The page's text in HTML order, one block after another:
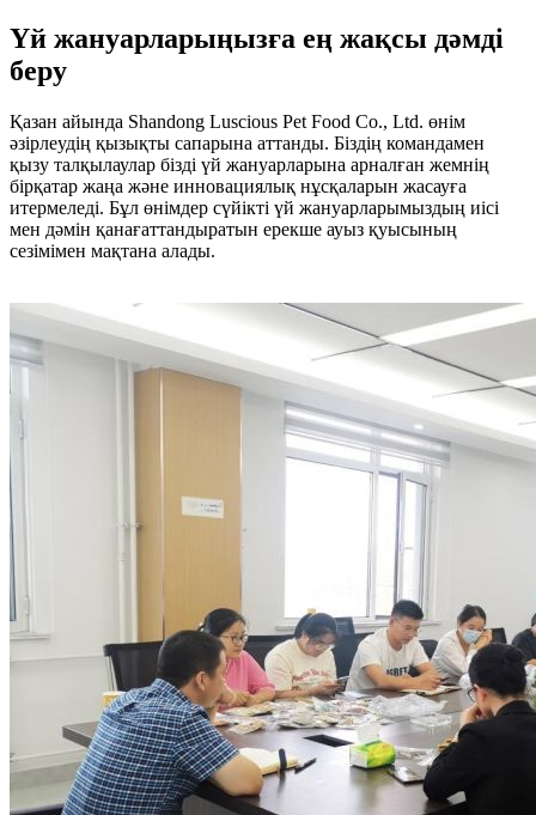
Үй жануарларыңызға ең жақсы дәмді
беру
Қазан айында Shandong Luscious Pet Food Co., Ltd. өнім
әзірлеудің қызықты сапарына аттанды. Біздің командамен
қызу талқылаулар бізді үй жануарларына арналған жемнің
бірқатар жаңа және инновациялық нұсқаларын жасауға
итермеледі. Бұл өнімдер сүйікті үй жануарларымыздың иісі
мен дәмін қанағаттандыратын ерекше ауыз қуысының
сезімімен мақтана алады.